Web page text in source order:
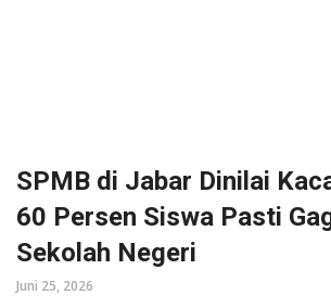
SPMB di Jabar Dinilai
60 Persen Siswa Pasti
Sekolah Negeri
Juni 25, 2026